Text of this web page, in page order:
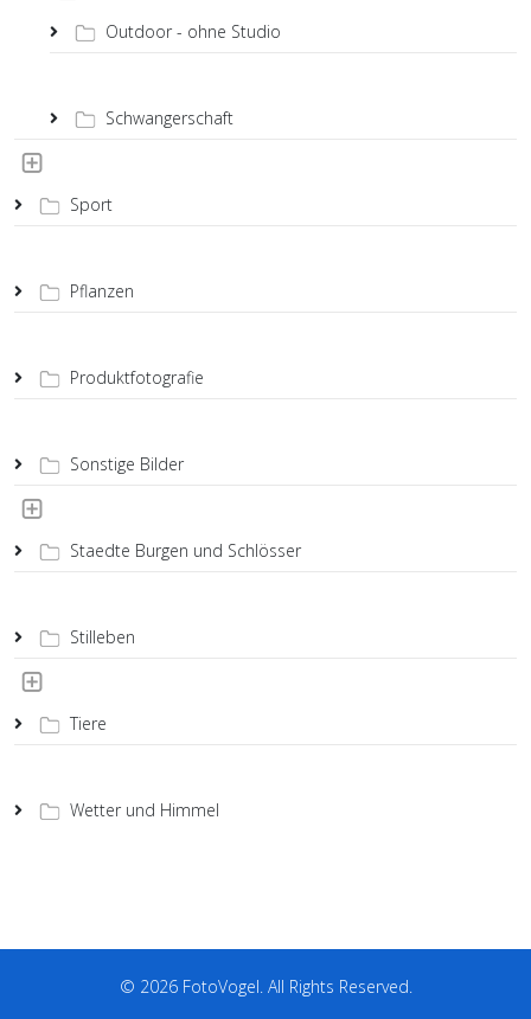
Outdoor - ohne Studio
Schwangerschaft
Sport
Pflanzen
Produktfotografie
Sonstige Bilder
Staedte Burgen und Schlösser
Stilleben
Tiere
Wetter und Himmel
© 2026 FotoVogel. All Rights Reserved.